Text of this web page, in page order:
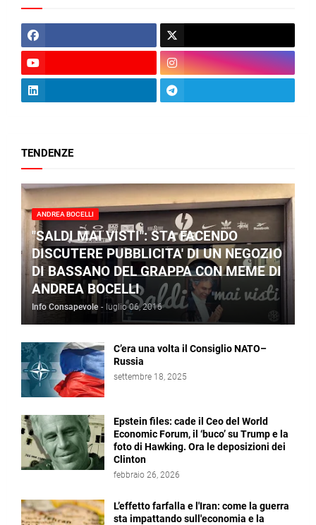
TENDENZE
ANDREA BOCELLI
"SALDI MAI VISTI": STA FACENDO
DISCUTERE PUBBLICITA' DI UN NEGOZIO
DI BASSANO DEL GRAPPA CON MEME DI
ANDREA BOCELLI
Info Consapevole - luglio 06, 2016
C’era una volta il Consiglio NATO–
Russia
settembre 18, 2025
Epstein files: cade il Ceo del World
Economic Forum, il ‘buco’ su Trump e la
foto di Hawking. Ora le deposizioni dei
Clinton
febbraio 26, 2026
L’effetto farfalla e l'Iran: come la guerra
sta impattando sull'economia e la